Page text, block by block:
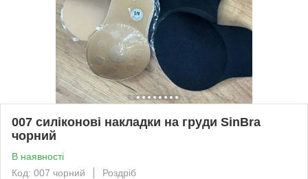
007 силіконові накладки на груди SinBra
чорний
В наявності
Код: 007 чорний
Роздріб